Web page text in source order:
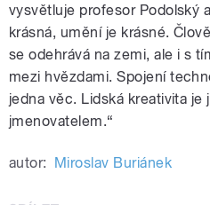
vysvětluje profesor Podolský
krásná, umění je krásné.
se odehrává na zemi, ale i s
mezi hvězdami. Spojení
jedna věc. Lidská kreativita je
jmenovatelem.“
autor: Miroslav Buriánek